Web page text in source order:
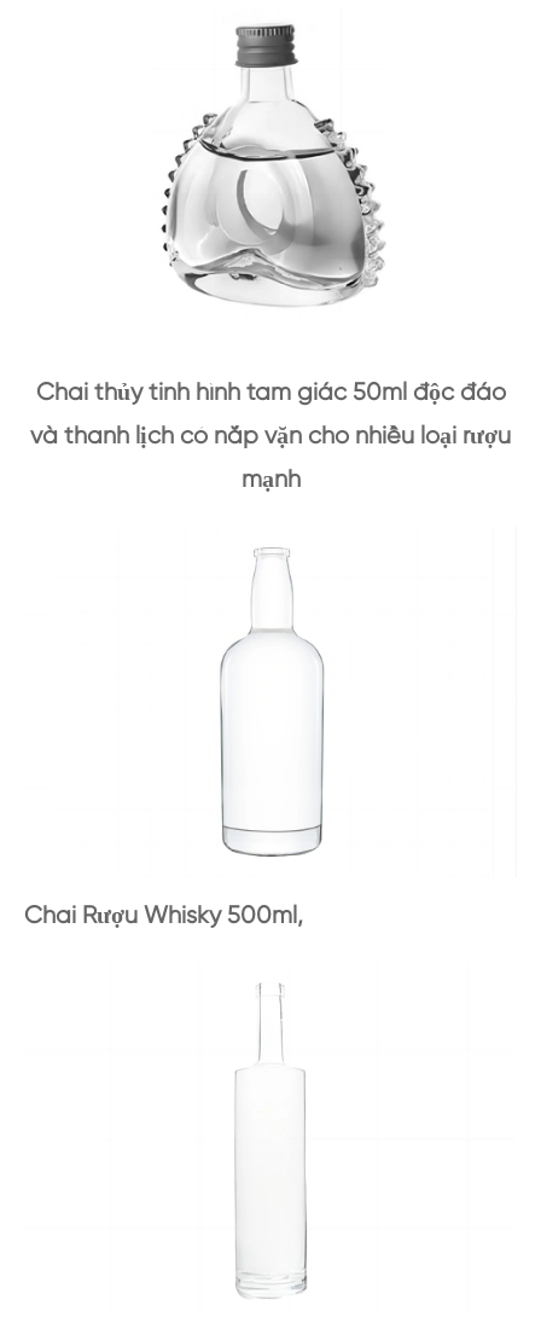
Chai thủy tinh hình tam giác 50ml độc đáo
và thanh lịch có nắp vặn cho nhiều loại rượu
mạnh
Chai Rượu Whisky 500ml,